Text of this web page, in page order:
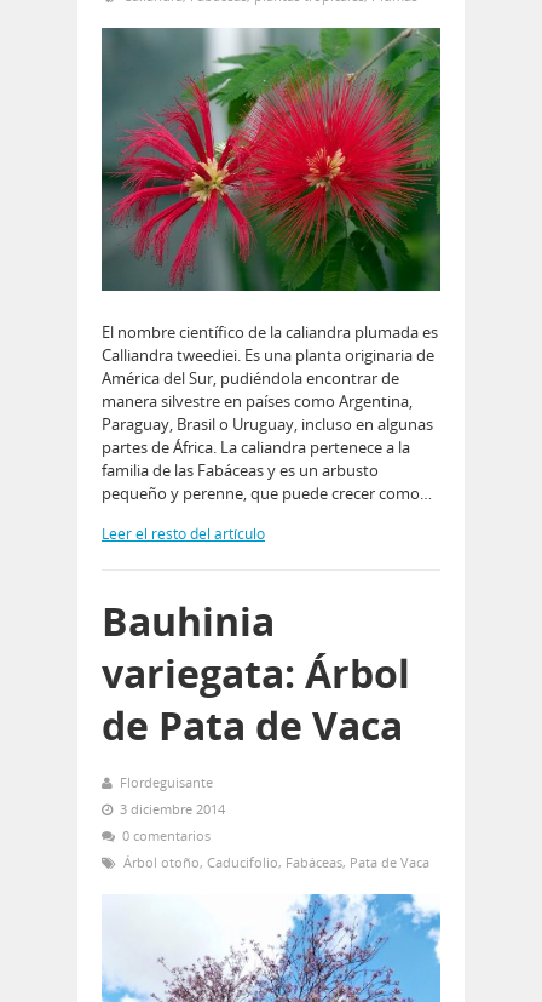
El nombre científico de la caliandra plumada es
Calliandra tweediei. Es una planta originaria de
América del Sur, pudiéndola encontrar de
manera silvestre en países como Argentina,
Paraguay, Brasil o Uruguay, incluso en algunas
partes de África. La caliandra pertenece a la
familia de las Fabáceas y es un arbusto
pequeño y perenne, que puede crecer como…
Leer el resto del artículo
Bauhinia
variegata: Árbol
de Pata de Vaca
Flordeguisante
3 diciembre 2014
0 comentarios
Árbol otoño, Caducifolio, Fabáceas, Pata de Vaca